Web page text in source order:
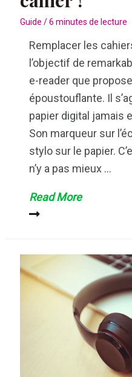
Guide /6 minutes de lecture
Remplacer les
l’objectif de
e-reader que
époustouflante. Il
papier digital jamais
Son marqueur sur
stylo sur le papier.
n’y a pas mieux …
Remarkable,
test
tablette
qui
remplace
Read More